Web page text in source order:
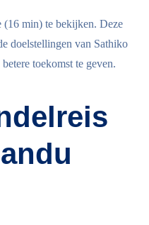
(16 min) te bekijken. Deze
doelstellingen van Sathiko
toekomst te geven.